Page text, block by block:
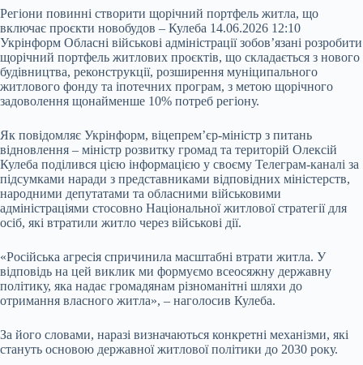
Регіони повинні створити щорічний портфель житла, що
включає проєкти новобудов – Кулеба 14.06.2026 12:10
Укрінформ Обласні військові адміністрації зобов’язані розробити
щорічний портфель житлових проєктів, що складається з нового
будівництва, реконструкції, розширення муніципального
житлового фонду та іпотечних програм, з метою щорічного
задоволення щонайменше 10% потреб регіону.
Як повідомляє Укрінформ, віцепрем’єр-міністр з питань
відновлення – міністр розвитку громад та територій Олексій
Кулеба поділився цією інформацією у своєму Телеграм-каналі за
підсумками наради з представниками відповідних міністерств,
народними депутатами та обласними військовими
адміністраціями стосовно Національної житлової стратегії для
осіб, які втратили житло через військові дії.
«Російська агресія спричинила масштабні втрати житла. У
відповідь на цей виклик ми формуємо всеосяжну державну
політику, яка надає громадянам різноманітні шляхи до
отримання власного житла», – наголосив Кулеба.
За його словами, наразі визначаються конкретні механізми, які
стануть основою державної житлової політики до 2030 року.